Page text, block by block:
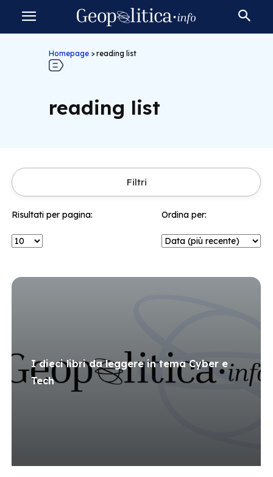
Homepage > reading list
reading list
Filtri
Risultati per pagina: Ordina per:
I dieci libri da leggere in tema Cyber e
Tech